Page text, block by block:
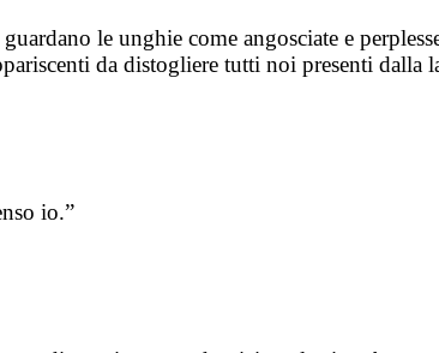
le unghie come angosciate e
da distogliere tutti noi presenti dalla
io.”